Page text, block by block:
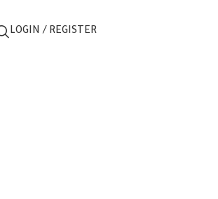
LOGIN / REGISTER